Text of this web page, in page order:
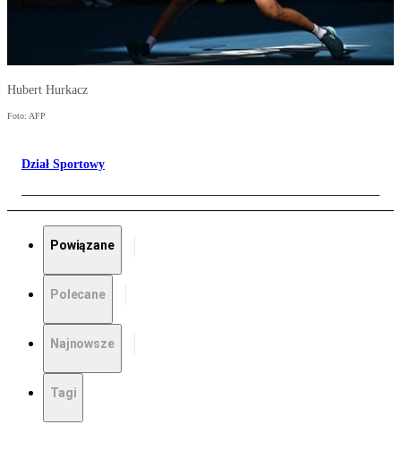
Hubert Hurkacz
Foto: AFP
Dział Sportowy
Powiązane
Polecane
Najnowsze
Tagi